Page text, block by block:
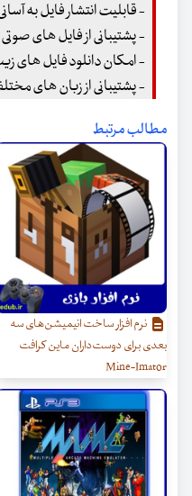
- قابلیت انتشار فایل به
- پشتیبانی از فایل های
- امکان دانلود فایل های
- پشتیبانی از زبان های
مطالب مرتبط
نرم افزار ساخت انیمیشن‌های سه
بعدی برای دوست‌داران ماین کرافت
Mine-Imator